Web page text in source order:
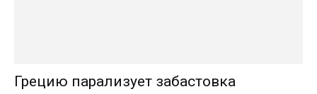
Грецию парализует забастовка